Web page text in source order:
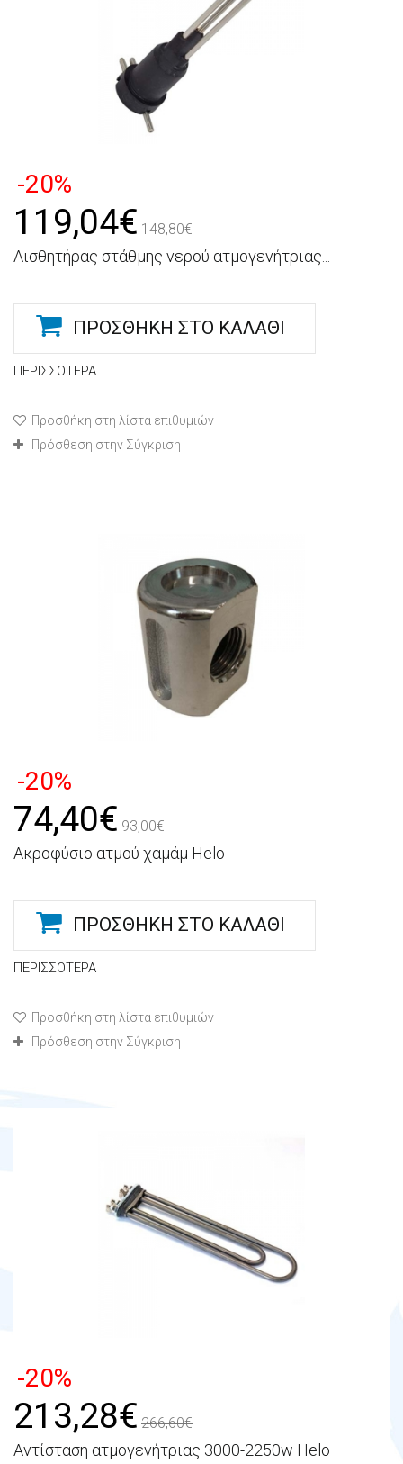
-20%
119,04€ 148,80€
Αισθητήρας στάθμης νερού ατμογενήτριας...
ΠΡΟΣΘΉΚΗ ΣΤΟ ΚΑΛΆΘΙ
ΠΕΡΙΣΣΌΤΕΡΑ
Προσθήκη στη λίστα επιθυμιών
Πρόσθεση στην Σύγκριση
-20%
74,40€ 93,00€
Ακροφύσιο ατμού χαμάμ Helo
ΠΡΟΣΘΉΚΗ ΣΤΟ ΚΑΛΆΘΙ
ΠΕΡΙΣΣΌΤΕΡΑ
Προσθήκη στη λίστα επιθυμιών
Πρόσθεση στην Σύγκριση
-20%
213,28€ 266,60€
Αντίσταση ατμογενήτριας 3000-2250w Helo